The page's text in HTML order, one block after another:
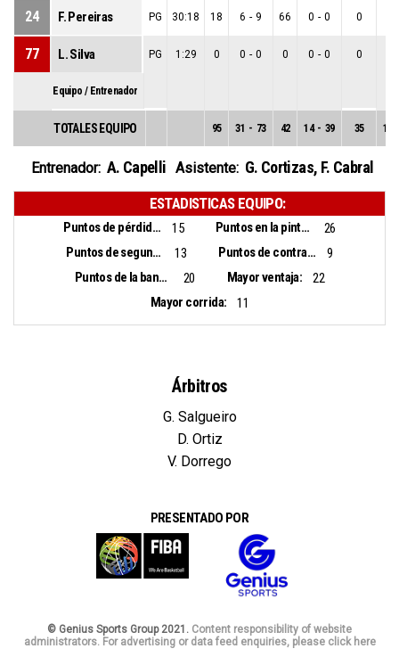
24 F. Pereiras PG 30:18 18 6 - 9 66 0 - 0 0
77 L. Silva PG 1:29 0 0 - 0 0 0 - 0 0
Equipo / Entrenador
TOTALES EQUIPO 95 31 - 73 42 14 - 39 35 17
Entrenador: A. Capelli Asistente: G. Cortizas, F. Cabral
ESTADISTICAS EQUIPO:
Puntos de pérdidas: 15 Puntos en la pintura:
26
Puntos de segunda oportunidad:
13 Puntos de contra ataque:
9
Puntos de la banca:
20 Mayor ventaja:
22
Mayor corrida:
11
Árbitros
G. Salgueiro
D. Ortiz
V. Dorrego
PRESENTADO POR
© Genius Sports Group 2021. Content responsibility of website
administrators. For advertising or data feed enquiries, please click here